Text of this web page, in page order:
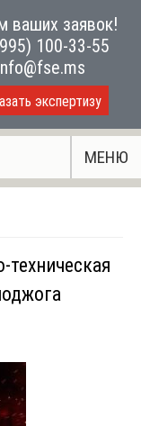
ваших заявок!
100-33-55
экспертизу
МЕНЮ
техническая